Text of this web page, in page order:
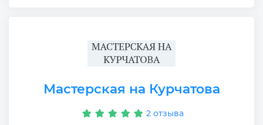
Мастерская на Курчатова
2 отзыва